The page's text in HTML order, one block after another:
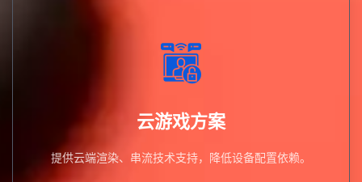
云游戏方案
提供云端渲染、串流技术支持，降低设备配置依赖。